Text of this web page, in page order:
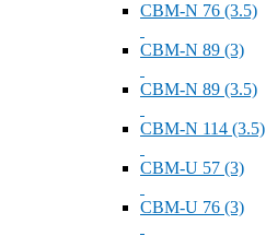
СВМ-N 76 (3.5)
СВМ-N 89 (3)
СВМ-N 89 (3.5)
СВМ-N 114 (3.5)
СВМ-U 57 (3)
СВМ-U 76 (3)